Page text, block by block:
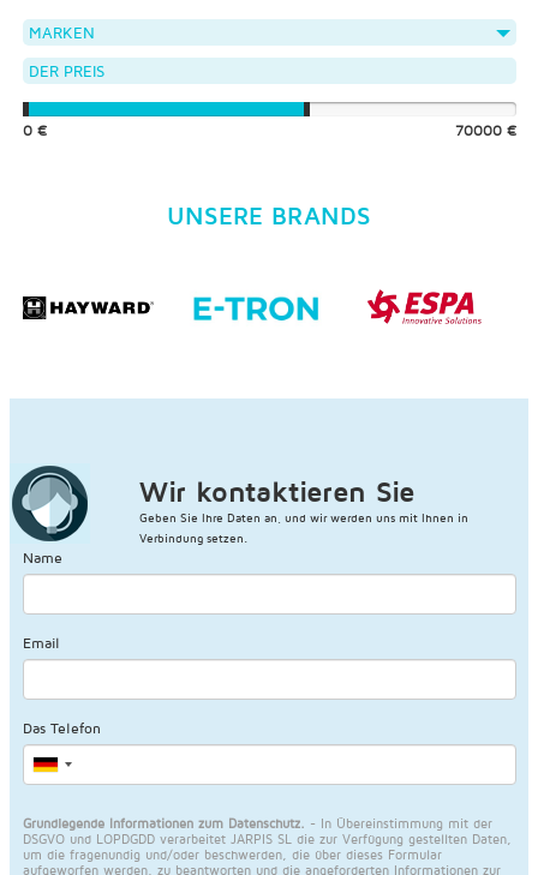
MARKEN
DER PREIS
0 € 70000 €
UNSERE BRANDS
Wir kontaktieren Sie
Geben Sie Ihre Daten an, und wir werden uns mit Ihnen in
Verbindung setzen.
Name
Email
Das Telefon
Grundlegende Informationen zum Datenschutz. - In Übereinstimmung mit der
DSGVO und LOPDGDD verarbeitet JARPIS SL die zur Verfügung gestellten Daten,
um die fragenundig und/oder beschwerden, die über dieses Formular
aufgeworfen werden, zu beantworten und die angeforderten Informationen zur